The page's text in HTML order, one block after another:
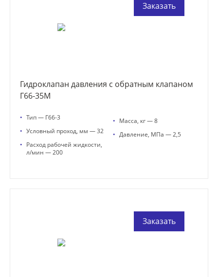
Заказать
Гидроклапан давления с обратным клапаном
Г66-35М
• Тип — Г66-3
• Условный проход, мм — 32
• Расход рабочей жидкости,
л/мин — 200
• Масса, кг — 8
• Давление, МПа — 2,5
Заказать